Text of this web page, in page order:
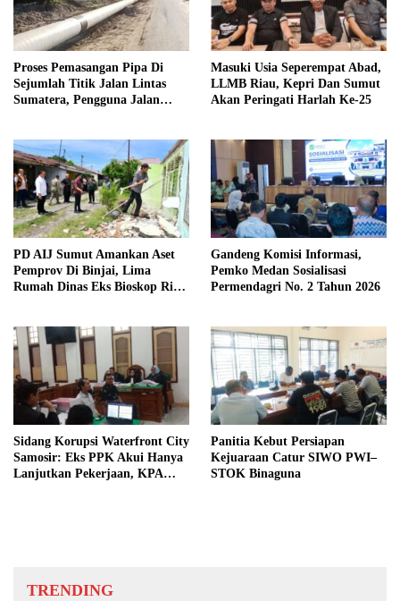
Proses Pemasangan Pipa Di
Sejumlah Titik Jalan Lintas
Sumatera, Pengguna Jalan
Masuki Usia Seperempat Abad,
LLMB Riau, Kepri Dan Sumut
Akan Peringati Harlah Ke-25
PD AIJ Sumut Amankan Aset
Pemprov Di Binjai, Lima
Rumah Dinas Eks Bioskop Ria
Gandeng Komisi Informasi,
Pemko Medan Sosialisasi
Permendagri No. 2 Tahun 2026
Sidang Korupsi Waterfront City
Samosir: Eks PPK Akui Hanya
Lanjutkan Pekerjaan, KPA
Panitia Kebut Persiapan
Kejuaraan Catur SIWO PWI–
STOK Binaguna
TRENDING